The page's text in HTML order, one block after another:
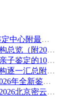
统一收费-东莞常平最全孕晚期亲子鉴定中心附最全机构地址一览（附2026年汇总鉴定）
东莞洪梅能做孕中期亲子鉴定检测机构总览（附2026年月汇总-鉴定）
欣慰！东莞中堂中量科普：卓越孕期亲子鉴定的10个地方（附2026年鉴定手续）
宁波北仑精选上户口亲子鉴定医疗机构逐一汇总附2026年鉴定指南
北京平谷区亲子鉴定机构6家名单（2026年全新鉴定地址）
北京密云区可以做亲子鉴定的机构（2026北京密云区亲子鉴定名单）